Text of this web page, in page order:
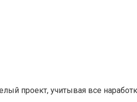
проект, учитывая все